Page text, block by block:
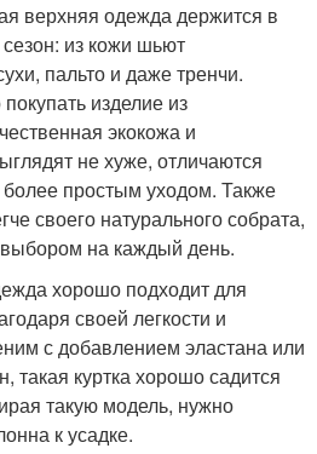
верхняя одежда держится в
из кожи шьют
пальто и даже тренчи.
изделие из
экокожа и
не хуже, отличаются
более простым уходом. Также
своего натурального собрата,
на каждый день.
хорошо подходит для
своей легкости и
с добавлением эластана или
такая куртка хорошо садится
такую модель, нужно
к усадке.